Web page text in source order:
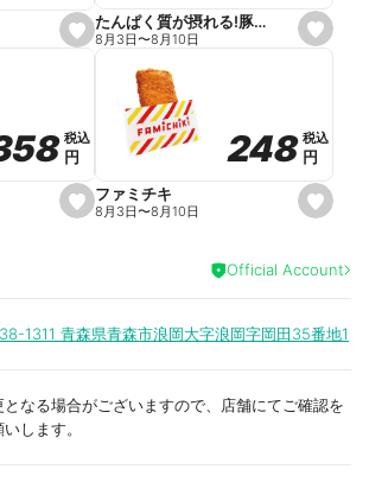
e
e
s
e
o
r
i
e
s
e
o
r
i
e
たんぱく質が摂れる!豚しゃぶのパスタサラダ
8月3日〜8月10日
s
e
i
t
税込
税込
円
円
s
e
a
i
t
248
248 税込
税込
円
円
ファミチキ
8月3日〜8月10日
Official Account
1311 青森県青森市浪岡大字浪岡字岡田35番地1
となる場合がございますので、店舗にてご確認を
します。